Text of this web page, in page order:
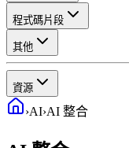
程式碼片段
其他
資源
›AI›AI 整合